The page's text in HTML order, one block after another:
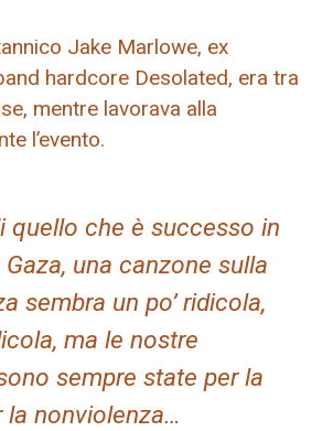
Jake Marlowe, ex
hardcore Desolated, era tra
mentre lavorava alla
l’evento.
quello che è successo in
una canzone sulla
sembra un po’ ridicola,
ma le nostre
sempre state per la
la nonviolenza…